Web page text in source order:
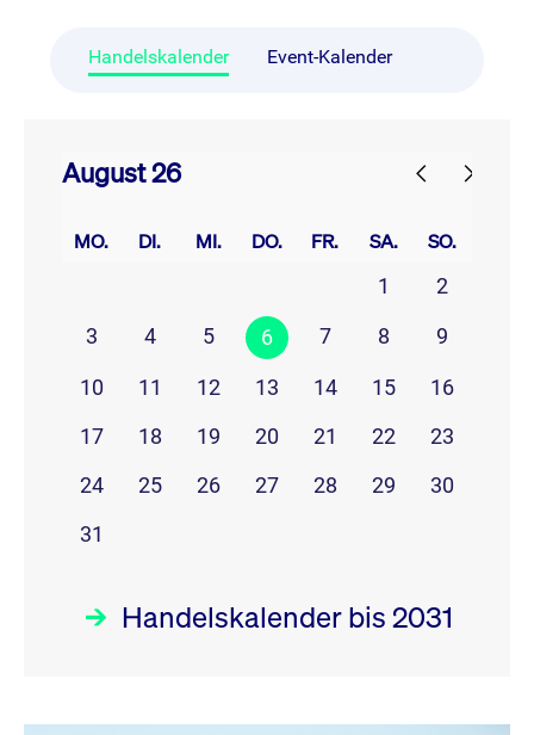
Handelskalender Event-Kalender
August 26
MO. DI. MI. DO. FR. SA. SO.
1
2
3
4 5 6 7 8 9
10 11 12 13 14 15
16
17
18 19 20 21 22
23
24
25 26 27 28 29
30
31
Handelskalender bis 2031